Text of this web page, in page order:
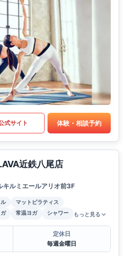
式サイト 体験・相談予約
近鉄八尾店
キルミエールアリオ前3F
マットピラティス
常温ヨガ シャワー もっと見る
定休日
毎週金曜日